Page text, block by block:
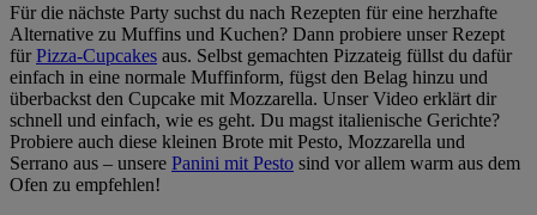
Für die nächste Party suchst du nach Rezepten für eine herzhafte
Alternative zu Muffins und Kuchen? Dann probiere unser Rezept
fürPizza-Cupcakes aus. Selbst gemachten Pizzateig füllst du dafür
einfach in eine normale Muffinform, fügst den Belag hinzu und
überbackst den Cupcake mit Mozzarella. Unser Video erklärt dir
schnell und einfach, wie es geht. Du magst italienische Gerichte?
Probiere auch diese kleinen Brote mit Pesto, Mozzarella und
Serrano aus – unsere Panini mit Pesto sind vor allem warm aus dem
Ofen zu empfehlen!